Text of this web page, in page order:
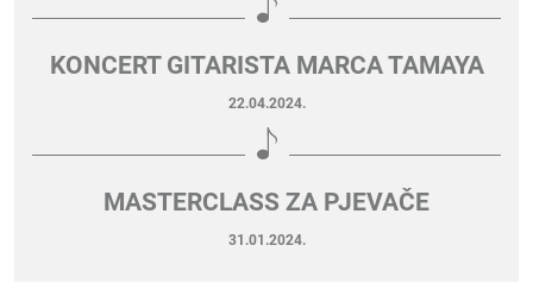
KONCERT GITARISTA MARCA TAMAYA
22.04.2024.
MASTERCLASS ZA PJEVAČE
31.01.2024.